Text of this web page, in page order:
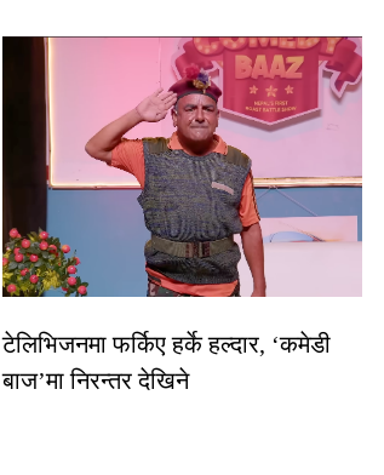
टेलिभिजनमा फर्किए हर्के हल्दार, ‘कमेडी
बाज’मा निरन्तर देखिने